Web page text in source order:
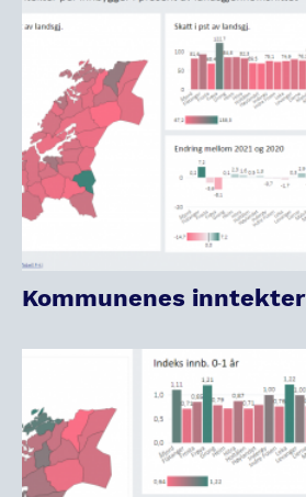
Kommunenes inntekter